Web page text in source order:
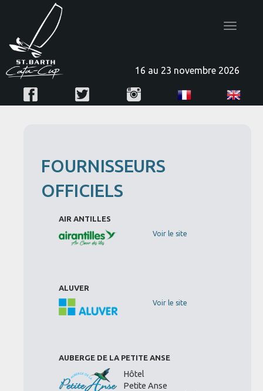
Toggle
16 au 23 novembre 2026
FOURNISSEURS
OFFICIELS
AIR ANTILLES
Voir le site
ALUVER
Voir le site
AUBERGE DE LA PETITE ANSE
Hôtel
Petite Anse